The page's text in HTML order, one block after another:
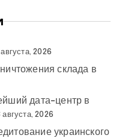
2026
склада в
дата-центр в
августа, 2026
украинского